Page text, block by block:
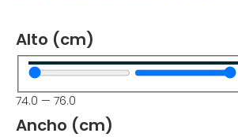
Alto (cm)
74.0 — 76.0
Ancho (cm)